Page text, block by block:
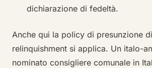
dichiarazione di fedeltà.
Anche qui la policy di presunzione
relinquishment si applica. Un italo-
nominato consigliere comunale in